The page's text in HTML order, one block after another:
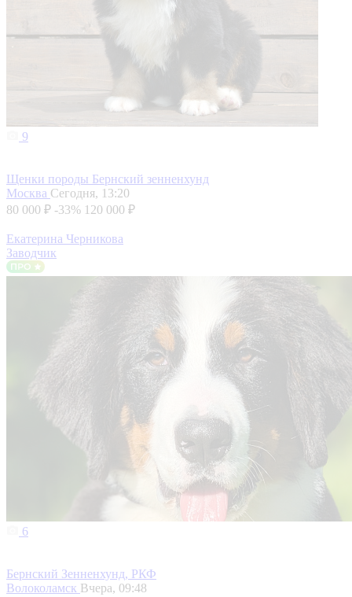
9
Щенки породы Бернский зенненхунд
Москва Сегодня, 13:20
80 000 ₽ -33% 120 000 ₽
Екатерина Черникова
Заводчик
6
Бернский Зенненхунд, РКФ
Волоколамск Вчера, 09:48